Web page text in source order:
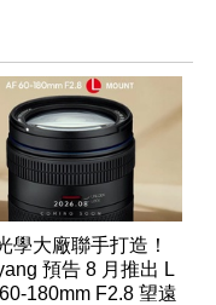
學大廠聯手打造！
預告 8 月推出 L
180mm F2.8 望遠